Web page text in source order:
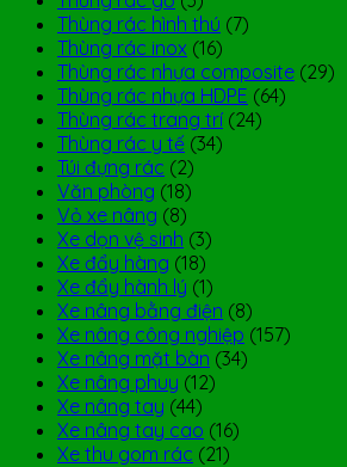
Thùng rác hình thú (7)
Thùng rác inox (16)
Thùng rác nhựa composite (29)
Thùng rác nhựa HDPE (64)
Thùng rác trang trí (24)
Thùng rác y tế (34)
Túi đựng rác (2)
Văn phòng (18)
Vỏ xe nâng (8)
Xe dọn vệ sinh (3)
Xe đẩy hàng (18)
Xe đẩy hành lý (1)
Xe nâng bằng điện (8)
Xe nâng công nghiệp (157)
Xe nâng mặt bàn (34)
Xe nâng phuy (12)
Xe nâng tay (44)
Xe nâng tay cao (16)
Xe thu gom rác (21)